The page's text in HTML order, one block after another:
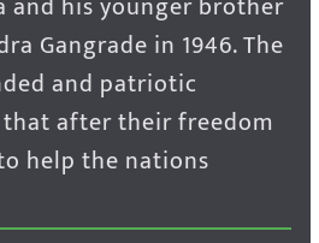
Gangrade in 1946. The
and patriotic
after their freedom
help the nations